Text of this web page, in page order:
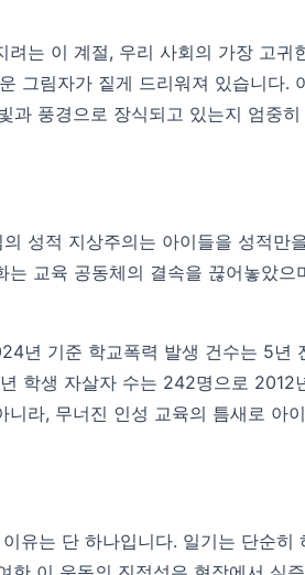
는 이 계절, 우리 사회의 가장 고귀
그림자가 짙게 드리워져 있습니다.
풍경으로 장식되고 있는지 엄중히
성적 지상주의는 아이들을 성적만
교육 공동체의 결속을 끊어놓았
년 기준 학교폭력 발생 건수는 5년
학생 자살자 수는 242명으로 2012
라, 무너진 인성 교육의 틈새로 아
유는 단 하나입니다. 일기는 단순